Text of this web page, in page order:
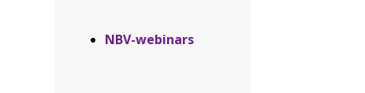
Aside NBV-webinars